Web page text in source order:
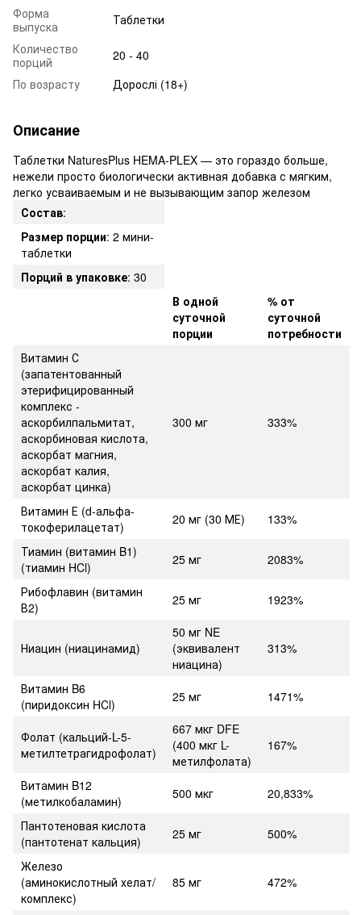
Форма
выпуска
Таблетки
Количество
порций
20 - 40
По возрасту
Дорослі (18+)
Описание
Таблетки NaturesPlus HEMA-PLEX — это гораздо больше,
нежели просто биологически активная добавка с мягким,
легко усваиваемым и не вызывающим запор железом
Состав:
Размер порции: 2 мини-
таблетки
Порций в упаковке: 30
В одной
суточной
порции
% от
суточной
потребности
Витамин С
(запатентованный
этерифицированный
комплекс -
аскорбилпальмитат,
аскорбиновая кислота,
аскорбат магния,
аскорбат калия,
аскорбат цинка)
300 мг 333%
Витамин Е (d-альфа-
токоферилацетат)
20 мг (30 МЕ)
133%
Тиамин (витамин B1)
(тиамин HCl)
25 мг
2083%
Рибофлавин (витамин
В2)
25 мг 1923%
Ниацин (ниацинамид)
50 мг NE
(эквивалент
ниацина)
313%
Витамин B6
(пиридоксин HCl)
25 мг 1471%
Фолат (кальций-L-5-
метилтетрагидрофолат)
667 мкг DFE
(400 мкг L-
метилфолата)
167%
Витамин B12
(метилкобаламин)
500 мкг
20,833%
Пантотеновая кислота
(пантотенат кальция)
25 мг
500%
Железо
(аминокислотный хелат/
комплекс)
85 мг 472%